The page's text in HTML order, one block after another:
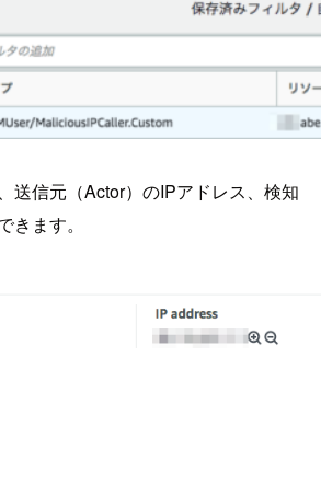
送信元（Actor）のIPアドレス、検知
きます。